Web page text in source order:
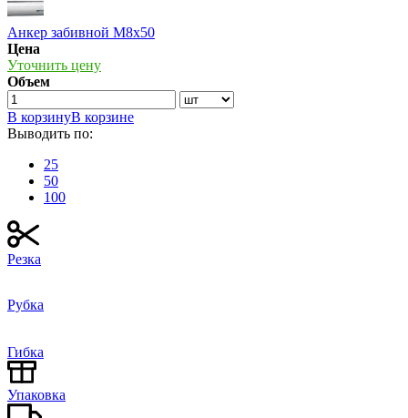
Анкер забивной М8х50
Цена
Уточнить цену
Объем
В корзинуВ корзине
Выводить по:
25
50
100
Резка
Рубка
Гибка
Упаковка